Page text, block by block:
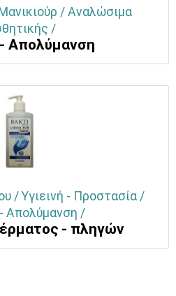
/ Αναλώσιμα
/
- Απολύμανση
/ Υγιεινή - Προστασία /
- Απολύμανση /
- πληγών